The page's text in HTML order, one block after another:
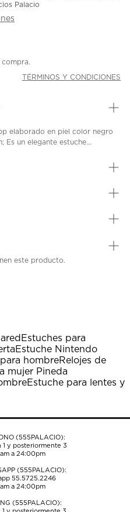
Palacio
compra.
TÉRMINOS Y CONDICIONES
elaborado en piel color negro
Es un elegante estuche...
este producto.
Estuches para
Estuche Nintendo
hombreRelojes de
mujer Pineda
Estuche para lentes y
(555PALACIO):
y posteriormente 3
a 24:00pm
(555PALACIO):
55.5725.2246
a 24:00pm
(555PALACIO):